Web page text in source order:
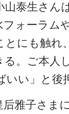
山泰生さん
フォーラム
とにも触れ
る。ご本人
い」と後
雅子さま